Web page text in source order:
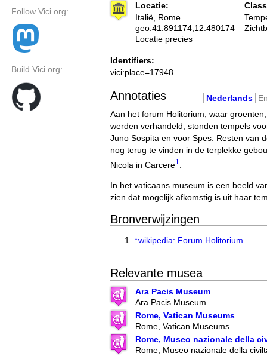
Follow Vici.org:
Build Vici.org:
Locatie:
Italië, Rome
geo:41.891174,12.480174
Locatie precies
Identifiers:
vici:place=17948
Annotaties Nederlands
Aan het forum Holitorium, waar
werden verhandeld, stonden tempels
Juno Sospita en voor Spes. Resten van
nog terug te vinden in de terplekke
Nicola in Carcere1
In het vaticaans museum is een beeld
zien dat mogelijk afkomstig is uit haar
Bronverwijzingen
↑wikipedia: Forum Holitorium
Relevante musea
Ara Pacis Museum
Ara Pacis Museum
Rome, Vatican Museums
Rome, Vatican Museums
Rome, Museo nazionale della
Rome, Museo nazionale della